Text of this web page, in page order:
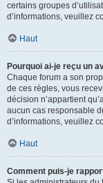
certains groupes
d’informations, veuillez
Haut
Pourquoi ai-je reçu un
Chaque forum a son
de ces règles, vous
décision n’appartient
aucun cas responsable
d’informations, veuillez
Haut
Comment puis-je